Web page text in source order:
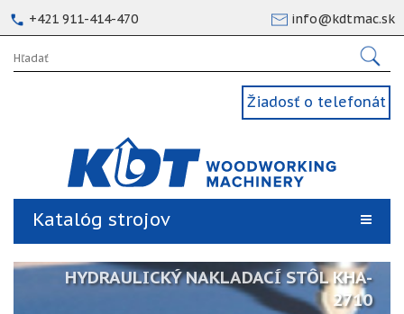
+421 911-414-470 info@kdtmac.sk
Žiadosť o telefonát
Katalóg strojov
HYDRAULICKÝ NAKLADACÍ STÔL KHA-
2710